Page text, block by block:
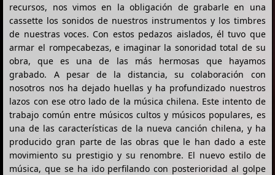
recursos, nos vimos en la obligación de grabarle en una
cassette los sonidos de nuestros instrumentos y los timbres
de nuestras voces. Con estos pedazos aislados, él tuvo que
armar el rompecabezas, e imaginar la sonoridad total de su
obra, que es una de las más hermosas que hayamos
grabado. A pesar de la distancia, su colaboración con
nosotros nos ha dejado huellas y ha profundizado nuestros
lazos con ese otro lado de la música chilena. Este intento de
trabajo común entre músicos cultos y músicos populares, es
una de las características de la nueva canción chilena, y ha
producido gran parte de las obras que le han dado a este
movimiento su prestigio y su renombre. El nuevo estilo de
música, que se ha ido perfilando con posterioridad al golpe